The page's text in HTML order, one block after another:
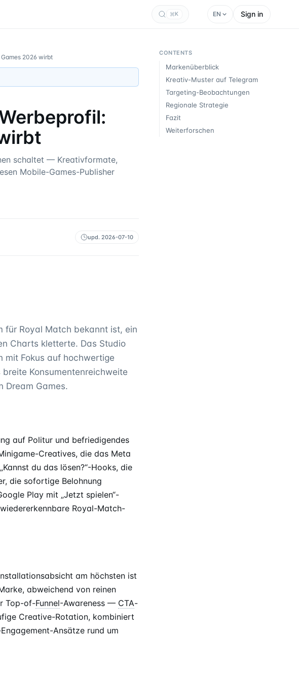
K EN Sign in
2026 wirbt
schaltet — Kreativformate,
Mobile-Games-Publisher
upd. 2026-07-10
für Royal Match bekannt ist, ein
Charts kletterte. Das Studio
mit Fokus auf hochwertige
Konsumentenreichweite
Dream Games.
auf Politur und befriedigendes
Creatives, die das Meta
du das lösen?“-Hooks, die
die sofortige Belohnung
Play mit „Jetzt spielen“-
Royal-Match-
am höchsten ist
abweichend von reinen
Top-of-Funnel-Awareness — CTA-
Creative-Rotation, kombiniert
Ansätze rund um
CONTENTS
Markenüberblick
Kreativ-Muster auf Telegram
Targeting-Beobachtungen
Regionale Strategie
Fazit
Weiterforschen